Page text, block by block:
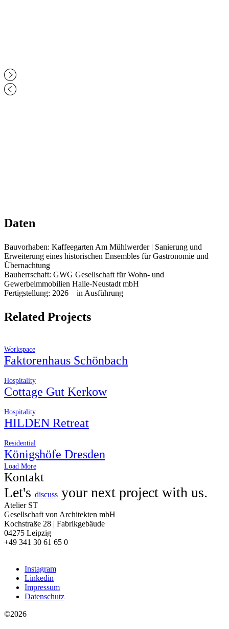
Daten
Bauvorhaben: Kaffeegarten Am Mühlwerder | Sanierung und
Erweiterung eines historischen Ensembles für Gastronomie und
Übernachtung
Bauherrschaft: GWG Gesellschaft für Wohn- und
Gewerbeimmobilien Halle-Neustadt mbH
Fertigstellung: 2026 – in Ausführung
Related Projects
Workspace
Faktorenhaus Schönbach
Hospitality
Cottage Gut Kerkow
Hospitality
HILDEN Retreat
Residential
Königshöfe Dresden
Load More
Kontakt
Let's discuss your next project with us.
Atelier ST
Gesellschaft von Architekten mbH
Kochstraße 28 | Fabrikgebäude
04275 Leipzig
+49 341 30 61 65 0
Instagram
Linkedin
Impressum
Datenschutz
©2026